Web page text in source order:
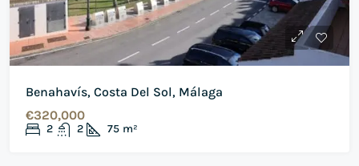
Benahavís, Costa Del Sol, Málaga
€320,000
2 2 75 m²